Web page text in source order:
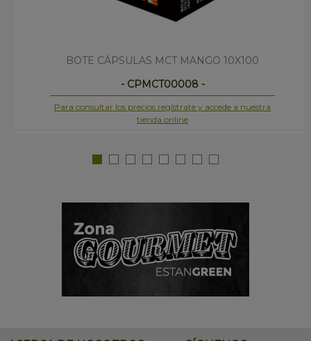
BOTE CÁPSULAS MCT MANGO 10X100
- CPMCT00008 -
Para consultar los precios regístrate y accede a nuestra
tienda online